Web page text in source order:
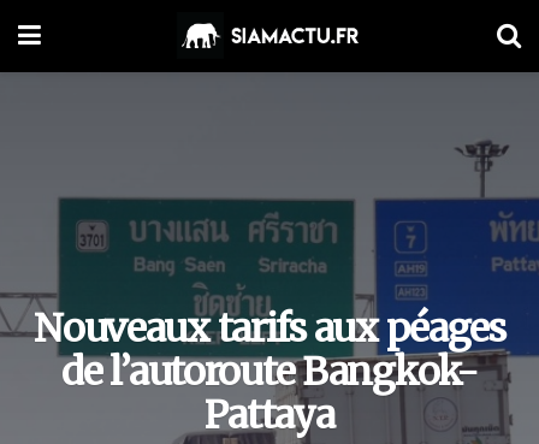
Nouveaux tarifs aux péages
de l’autoroute Bangkok-
Pattaya